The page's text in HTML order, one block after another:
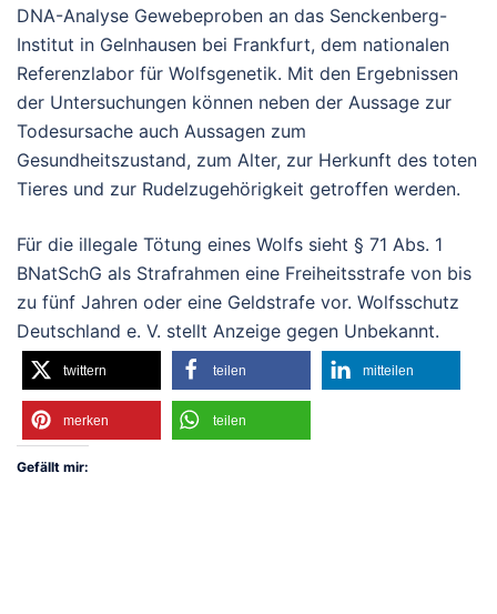
DNA-Analyse Gewebeproben an das Senckenberg-
Institut in Gelnhausen bei Frankfurt, dem nationalen
Referenzlabor für Wolfsgenetik. Mit den Ergebnissen
der Untersuchungen können neben der Aussage zur
Todesursache auch Aussagen zum
Gesundheitszustand, zum Alter, zur Herkunft des toten
Tieres und zur Rudelzugehörigkeit getroffen werden.
Für die illegale Tötung eines Wolfs sieht § 71 Abs. 1
BNatSchG als Strafrahmen eine Freiheitsstrafe von bis
zu fünf Jahren oder eine Geldstrafe vor. Wolfsschutz
Deutschland e. V. stellt Anzeige gegen Unbekannt.
twittern teilen mitteilen
merken teilen
Gefällt mir: